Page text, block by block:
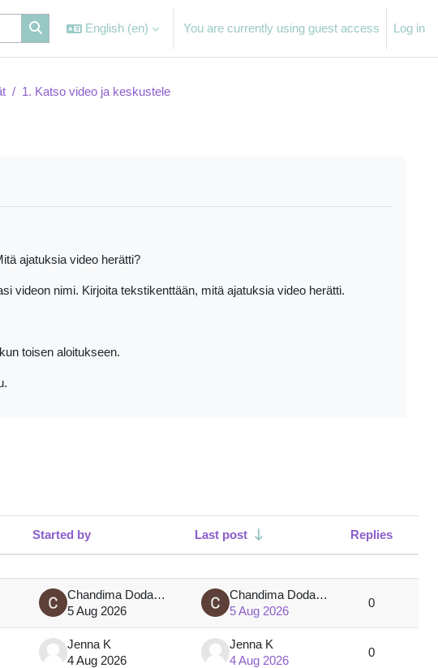
English ‎(en)‎ You are currently using guest access Log in
1. Katso video ja keskustele
ajatuksia video herätti?
videon nimi. Kirjoita tekstikenttään, mitä ajatuksia video herätti.
toisen aloitukseen.
Started by Last post
Replies
Chandima Dodangoda Liyanage
5 Aug 2026
Chandima Dodangoda Liyanage
5 Aug 2026
0
Jenna K
4 Aug 2026
Jenna K
4 Aug 2026
0